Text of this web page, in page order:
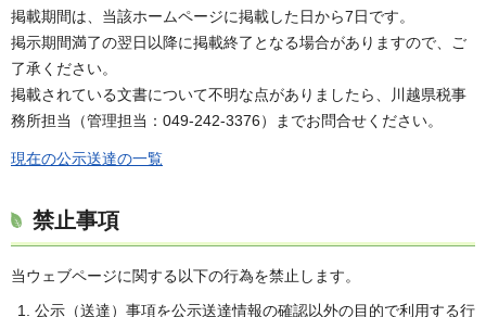
掲載期間は、当該ホームページに掲載した日から7日です。
掲示期間満了の翌日以降に掲載終了となる場合がありますので、ご
了承ください。
掲載されている文書について不明な点がありましたら、川越県税事
務所担当（管理担当：049-242-3376）までお問合せください。
現在の公示送達の一覧
禁止事項
当ウェブページに関する以下の行為を禁止します。
公示（送達）事項を公示送達情報の確認以外の目的で利用する行